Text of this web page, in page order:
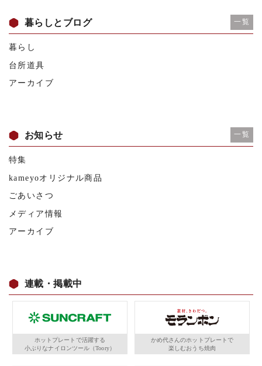
暮らしとブログ 一覧
暮らし
台所道具
アーカイブ
お知らせ 一覧
特集
kameyoオリジナル商品
ごあいさつ
メディア情報
アーカイブ
連載・掲載中
ホットプレートで活躍する
小ぶりなナイロンツール（Toory）
かめ代さんのホットプレートで
楽しむおうち焼肉